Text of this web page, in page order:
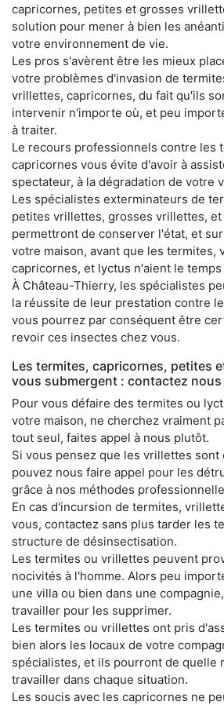
capricornes, petites et grosses
solution pour mener à bien les
votre environnement de vie.
Les pros s'avèrent être les mieux
votre problèmes d'invasion de
vrillettes, capricornes, du fait qu'ils
intervenir n'importe où, et peu
à traiter.
Le recours professionnels contre les
capricornes vous évite d'avoir à
spectateur, à la dégradation de votre
Les spécialistes exterminateurs de
petites vrillettes, grosses vrillettes, et
permettront de conserver l'état, et
votre maison, avant que les termites,
capricornes, et lyctus n'aient le
À Château-Thierry, les spécialistes
la réussite de leur prestation contre
vous pourrez par conséquent être
revoir ces insectes chez vous.
Les termites, capricornes, petites
vous submergent : contactez nous
Pour vous défaire des termites ou
votre maison, ne cherchez vraiment
tout seul, faites appel à nous plutôt.
Si vous pensez que les vrillettes sont
pouvez nous faire appel pour les
grâce à nos méthodes
En cas d'incursion de termites,
vous, contactez sans plus tarder les
structure de désinsectisation.
Les termites ou vrillettes peuvent
nocivités à l'homme. Alors peu
une villa ou bien dans une
travailler pour les supprimer.
Les termites ou vrillettes ont pris
bien alors les locaux de votre
spécialistes, et ils pourront de quelle
travailler dans chaque situation.
Les soucis avec les capricornes ne